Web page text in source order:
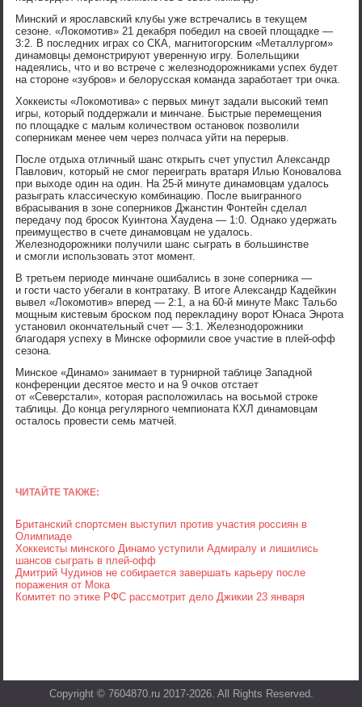
Минский и ярославский клубы уже встречались в текущем
сезоне. «Локомотив» 21 декабря победил на своей площадке —
3:2. В последних играх со СКА, магнитогорским «Металлургом»
динамовцы демонстрируют уверенную игру. Болельщики
надеялись, что и во встрече с железнодорожниками успех будет
на стороне «зубров» и белорусская команда заработает три очка.
Хоккеисты «Локомотива» с первых минут задали высокий темп
игры, который поддержали и минчане. Быстрые перемещения
по площадке с малым количеством остановок позволили
соперникам менее чем через полчаса уйти на перерыв.
После отдыха отличный шанс открыть счет упустил Александр
Павлович, который не смог переиграть вратаря Илью Коновалова
при выходе один на один. На 25-й минуте динамовцам удалось
разыграть классическую комбинацию. После выигранного
вбрасывания в зоне соперников Джанстин Фонтейн сделал
передачу под бросок Куинтона Хаудена — 1:0. Однако удержать
преимущество в счете динамовцам не удалось.
Железнодорожники получили шанс сыграть в большинстве
и смогли использовать этот момент.
В третьем периоде минчане ошибались в зоне соперника —
и гости часто убегали в контратаку. В итоге Александр Кадейкин
вывел «Локомотив» вперед — 2:1, а на 60-й минуте Макс Тальбо
мощным кистевым броском под перекладину ворот Юнаса Энрота
установил окончательный счет — 3:1. Железнодорожники
благодаря успеху в Минске оформили свое участие в плей-офф
сезона.
Минское «Динамо» занимает в турнирной таблице Западной
конференции десятое место и на 9 очков отстает
от «Северстали», которая расположилась на восьмой строке
таблицы. До конца регулярного чемпионата КХЛ динамовцам
осталось провести семь матчей.
ЧИТАЙТЕ ТАКЖЕ:
Британский спортсмен выступил против участия россиян в
Олимпиаде
Хоккеисты минского Динамо уступили Адмиралу и лишились
шансов сыграть в плей-офф
Дмитрий Чудинов не собирается завершать карьеру после
поражения от Мока
Комитет по этике РФС рассмотрит дело Джикии 23 января
Copyright © 7604870.ru 2017-2026. All Rights Reserved.